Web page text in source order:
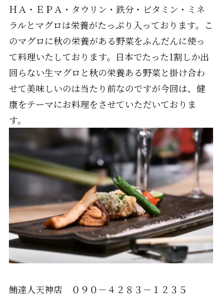
ＨＡ・ＥＰＡ・タウリン・鉄分・ビタミン・ミネ
ラルとマグロは栄養がたっぷり入っております。こ
のマグロに秋の栄養がある野菜をふんだんに使っ
て料理いたしております。日本でたった1割しか出
回らない生マグロと秋の栄養ある野菜と掛け合わ
せて美味しいのは当たり前なのですが今回は、健
康をテーマにお料理をさせていただいておりま
す。
鮪達人天神店 ０９０－４２８３－１２３５